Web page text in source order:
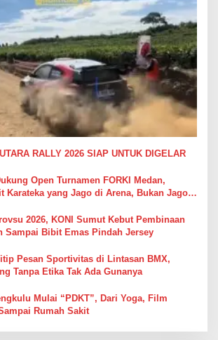
RALLY 2026 SIAP UNTUK DIGELAR
Open Turnamen FORKI Medan,
Karateka yang Jago di Arena, Bukan Jago
2026, KONI Sumut Kebut Pembinaan
Sampai Bibit Emas Pindah Jersey
Pesan Sportivitas di Lintasan BMX,
Tanpa Etika Tak Ada Gunanya
Mulai “PDKT”, Dari Yoga, Film
Rumah Sakit